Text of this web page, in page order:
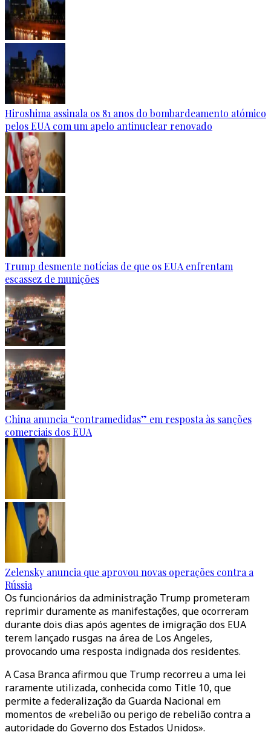
Hiroshima assinala os 81 anos do bombardeamento atómico
pelos EUA com um apelo antinuclear renovado
Trump desmente notícias de que os EUA enfrentam
escassez de munições
China anuncia “contramedidas” em resposta às sanções
comerciais dos EUA
Zelensky anuncia que aprovou novas operações contra a
Rússia
Os funcionários da administração Trump prometeram
reprimir duramente as manifestações, que ocorreram
durante dois dias após agentes de imigração dos EUA
terem lançado rusgas na área de Los Angeles,
provocando uma resposta indignada dos residentes.
A Casa Branca afirmou que Trump recorreu a uma lei
raramente utilizada, conhecida como Title 10, que
permite a federalização da Guarda Nacional em
momentos de «rebelião ou perigo de rebelião contra a
autoridade do Governo dos Estados Unidos».